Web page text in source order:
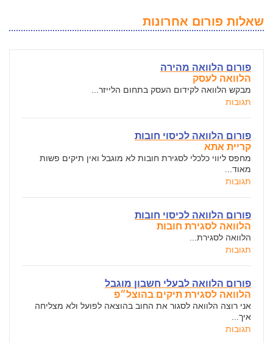
שאלות פורום אחרונות
פורום הלוואה מהירה
הלוואה לעסק
מבקש הלוואה לקידום העסק בתחום הלייזר...
תגובות
פורום הלוואה לכיסוי חובות
קריית אתא
מחפס ליווי כלכלי לסגירת חובות לא מוגבל ואין תיקים פשות
מאוד...
תגובות
פורום הלוואה לכיסוי חובות
הלוואה לסגירת חובות
הלוואה לסגירת...
תגובות
פורום הלוואה לבעלי חשבון מוגבל
הלוואה לסגירת תיקים בהוצל״פ
אני רוצה הלוואה לסגור את החוב בהוצאה לפועל ולא מצליחה
איך...
תגובות